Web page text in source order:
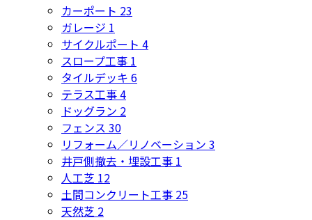
カーポート 23
ガレージ 1
サイクルポート 4
スロープ工事 1
タイルデッキ 6
テラス工事4
ドッグラン 2
フェンス 30
リフォーム／リノベーション 3
井戸側撤去・埋設工事 1
人工芝 12
土間コンクリート工事 25
天然芝 2